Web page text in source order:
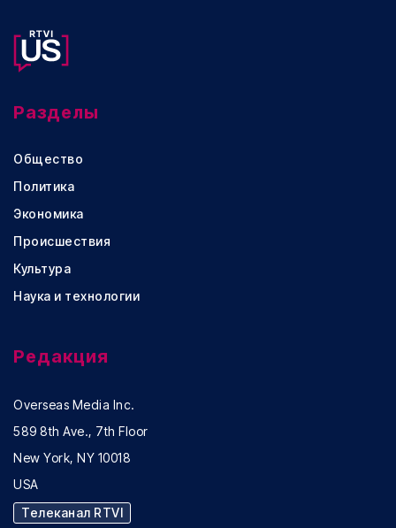
Разделы
Общество
Политика
Экономика
Происшествия
Культура
Наука и технологии
Редакция
Overseas Media Inc.
589 8th Ave., 7th Floor
New York, NY 10018
USA
Телеканал RTVI